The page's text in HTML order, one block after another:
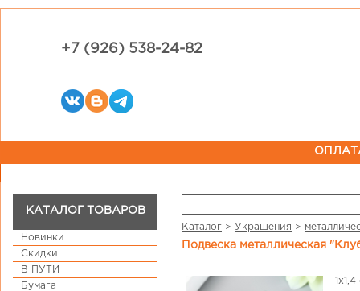
+7 (926) 538-24-82
КАТАЛОГ ТОВАРОВ
Новинки
Скидки
В ПУТИ
Бумага
Каталог > Украшения >
Подвеска металлическая